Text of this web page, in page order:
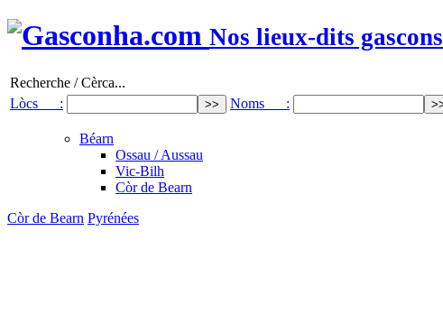
Nos lieux-dits gascons
Recherche / Cèrca...
Lòcs :
Noms :
Béarn
Ossau / Aussau
Vic-Bilh
Còr de Bearn
Còr de Bearn Pyrénées